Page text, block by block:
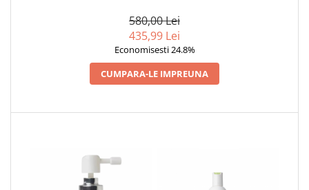
580,00 Lei
435,99 Lei
Economisesti 24.8%
CUMPARA-LE IMPREUNA